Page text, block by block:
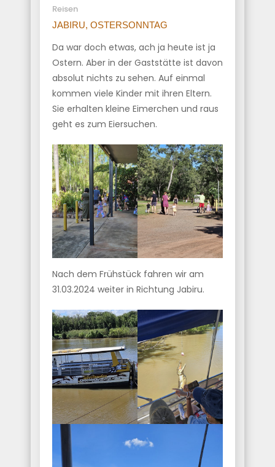
Reisen
JABIRU, OSTERSONNTAG
Da war doch etwas, ach ja heute ist ja
Ostern. Aber in der Gaststätte ist davon
absolut nichts zu sehen. Auf einmal
kommen viele Kinder mit ihren Eltern.
Sie erhalten kleine Eimerchen und raus
geht es zum Eiersuchen.
Nach dem Frühstück fahren wir am
31.03.2024 weiter in Richtung Jabiru.